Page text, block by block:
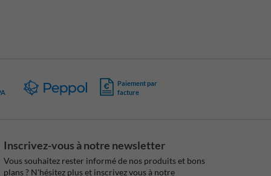
Paiement par
facture
Inscrivez-vous à notre newsletter
Vous souhaitez rester informé de nos produits et bons
plans ? N'hésitez plus et inscrivez vous à notre